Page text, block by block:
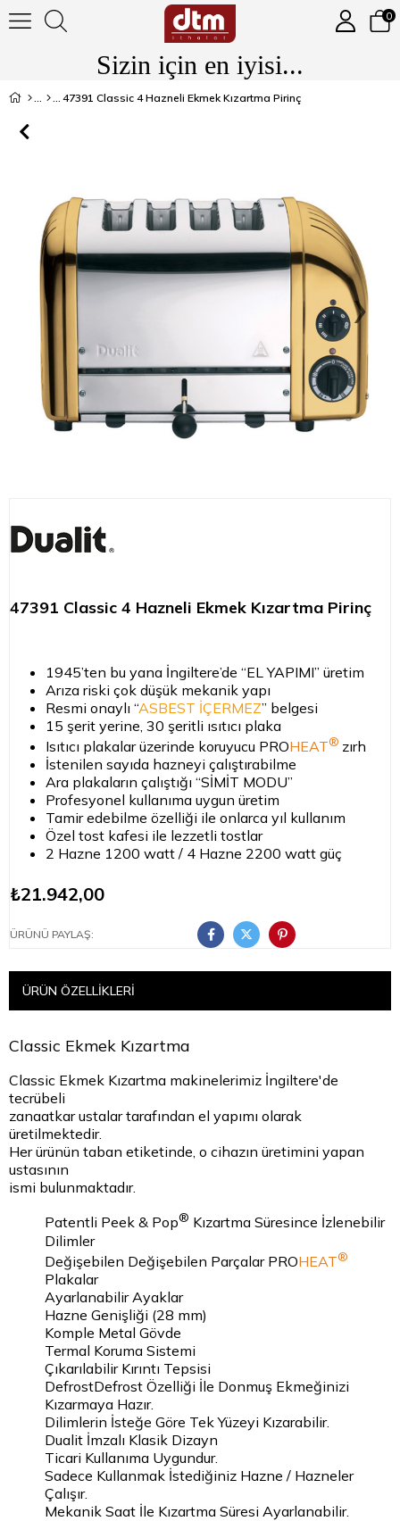
Sizin için en iyisi...
0
47391 Classic 4 Hazneli Ekmek Kızartma Pirinç
›
47391 Classic 4 Hazneli Ekmek Kızartma Pirinç
1945’ten bu yana İngiltere’de “EL YAPIMI” üretim
Arıza riski çok düşük mekanik yapı
Resmi onaylı “ASBEST İÇERMEZ” belgesi
15 şerit yerine, 30 şeritli ısıtıcı plaka
Isıtıcı plakalar üzerinde koruyucu PROHEAT® zırh
İstenilen sayıda hazneyi çalıştırabilme
Ara plakaların çalıştığı “SİMİT MODU”
Profesyonel kullanıma uygun üretim
Tamir edebilme özelliği ile onlarca yıl kullanım
Özel tost kafesi ile lezzetli tostlar
2 Hazne 1200 watt / 4 Hazne 2200 watt güç
₺21.942,00
ÜRÜNÜ PAYLAŞ:
ÜRÜN ÖZELLIKLERI
Classic Ekmek Kızartma
Classic Ekmek Kızartma makinelerimiz İngiltere'de
tecrübeli
zanaatkar ustalar tarafından el yapımı olarak
üretilmektedir.
Her ürünün taban etiketinde, o cihazın üretimini yapan
ustasının
ismi bulunmaktadır.
Patentli Peek & Pop® Kızartma Süresince İzlenebilir
Dilimler
Değişebilen Değişebilen Parçalar PROHEAT®
Plakalar
Ayarlanabilir Ayaklar
Hazne Genişliği (28 mm)
Komple Metal Gövde
Termal Koruma Sistemi
Çıkarılabilir Kırıntı Tepsisi
DefrostDefrost Özelliği İle Donmuş Ekmeğinizi
Kızarmaya Hazır.
Dilimlerin İsteğe Göre Tek Yüzeyi Kızarabilir.
Dualit İmzalı Klasik Dizayn
Ticari Kullanıma Uygundur.
Sadece Kullanmak İstediğiniz Hazne / Hazneler
Çalışır.
Mekanik Saat İle Kızartma Süresi Ayarlanabilir.